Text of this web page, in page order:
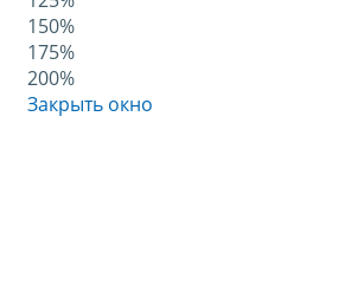
150%
175%
200%
Закрыть окно